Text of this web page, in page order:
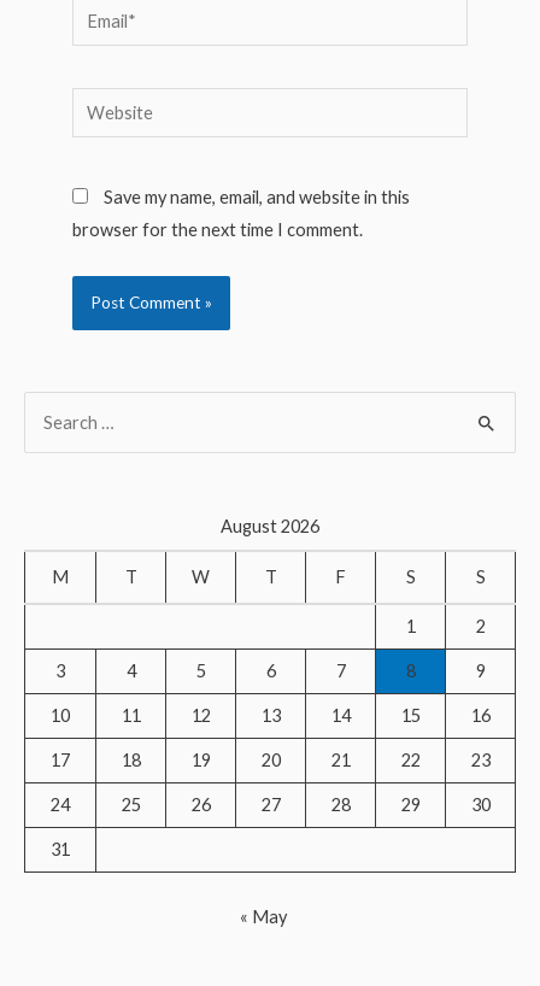
Email*
Website
Save my name, email, and website in this
browser for the next time I comment.
c
o
r
August 2026
M T W T F S S
1 2
3 4 5 6 7 8 9
10 11 12 13 14 15 16
17 18 19 20 21 22 23
24 25 26 27 28 29 30
31
« May